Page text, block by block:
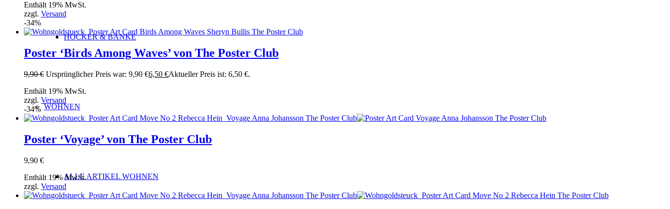
HOCKER & BÄNKE
WOHNEN
ALLE ARTIKEL WOHNEN
Enthält 19% MwSt.
zzgl. Versand
-34%
Poster ‘Birds Among Waves’ von The Poster Club
9,90€ Ursprünglicher Preis war: 9,90 €6,50 €Aktueller Preis ist: 6,50 €.
Enthält 19% MwSt.
zzgl. Versand
-34%
Poster ‘Voyage’ von The Poster Club
9,90 €
Enthält 19% MwSt.
zzgl. Versand